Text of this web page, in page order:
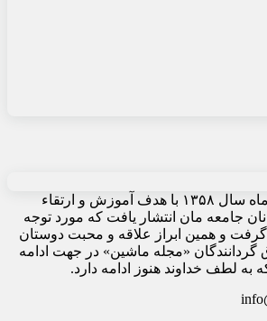
«مجله ماشین» از مهرماه سال ۱۳۵۸ با هدف آموزش و ارتقاء
جامعه مان انتشار یافت که مورد توجه
و همین ابراز علاقه و محبت دوستان
گردانندگان «مجله ماشین» در جهت ادامه
به لطف خداوند هنوز ادامه دارد.